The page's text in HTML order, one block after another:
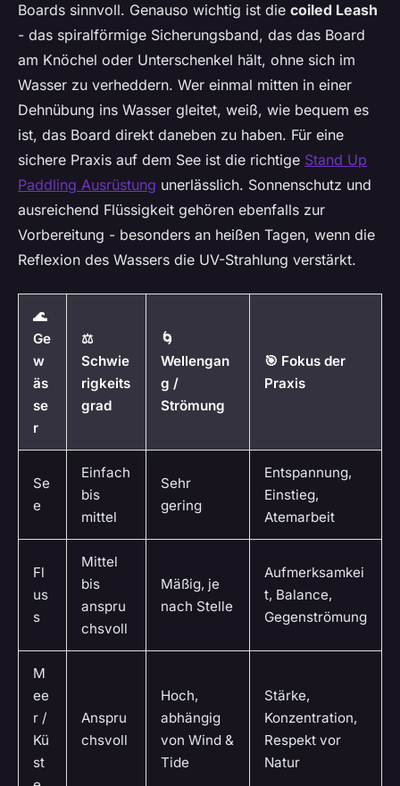
Boards sinnvoll. Genauso wichtig ist die coiled Leash
- das spiralförmige Sicherungsband, das das Board
am Knöchel oder Unterschenkel hält, ohne sich im
Wasser zu verheddern. Wer einmal mitten in einer
Dehnübung ins Wasser gleitet, weiß, wie bequem es
ist, das Board direkt daneben zu haben. Für eine
sichere Praxis auf dem See ist die richtige Stand Up
Paddling Ausrüstung unerlässlich. Sonnenschutz und
ausreichend Flüssigkeit gehören ebenfalls zur
Vorbereitung - besonders an heißen Tagen, wenn die
Reflexion des Wassers die UV-Strahlung verstärkt.
🌊
Ge
w
äs
se
r
⚖️
Schwie
rigkeits
grad
🌀
Wellengan
g /
Strömung
🎯 Fokus der
Praxis
Se
e
Einfach
bis
mittel
Sehr
gering
Entspannung,
Einstieg,
Atemarbeit
Fl
us
s
Mittel
bis
anspru
chsvoll
Mäßig, je
nach Stelle
Aufmerksamkei
t, Balance,
Gegenströmung
M
ee
r /
Kü
st
Anspru
chsvoll
Hoch,
abhängig
von Wind &
Tide
Stärke,
Konzentration,
Respekt vor
Natur